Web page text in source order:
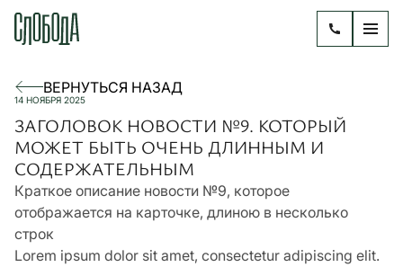
ВЕРНУТЬСЯ НАЗАД
14 НОЯБРЯ 2025
ЗАГОЛОВОК НОВОСТИ №9. КОТОРЫЙ
МОЖЕТ БЫТЬ ОЧЕНЬ ДЛИННЫМ И
СОДЕРЖАТЕЛЬНЫМ
Краткое описание новости №9, которое
отображается на карточке, длиною в несколько
строк
Lorem ipsum dolor sit amet, consectetur adipiscing elit.